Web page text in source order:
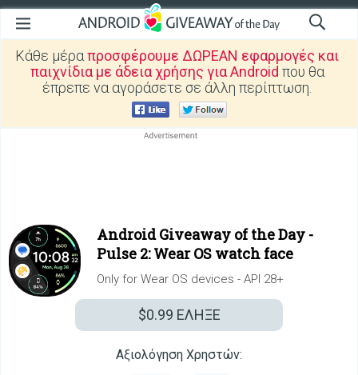
Κάθε μέραπροσφέρουμε ΔΩΡΕΑΝ εφαρμογές και
παιχνίδια με άδεια χρήσης για Android που θα
έπρεπε να αγοράσετε σε άλλη περίπτωση.
Android Giveaway of the Day -
Pulse 2: Wear OS watch face
Only for Wear OS devices - API 28+
$0.99 ΕΛΗΞΕ
Αξιολόγηση Χρηστών: